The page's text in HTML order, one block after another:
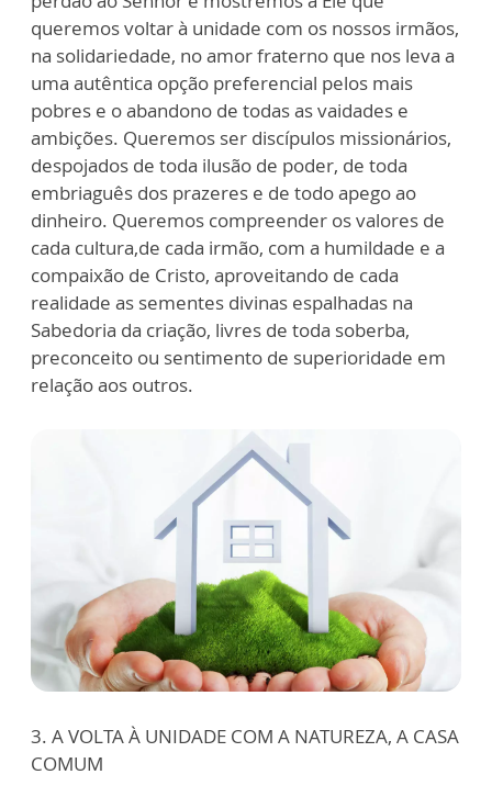
queremos voltar à unidade com os nossos irmãos,
na solidariedade, no amor fraterno que nos leva a
uma autêntica opção preferencial pelos mais
pobres e o abandono de todas as vaidades e
ambições. Queremos ser discípulos missionários,
despojados de toda ilusão de poder, de toda
embriaguês dos prazeres e de todo apego ao
dinheiro. Queremos compreender os valores de
cada cultura,de cada irmão, com a humildade e a
compaixão de Cristo, aproveitando de cada
realidade as sementes divinas espalhadas na
Sabedoria da criação, livres de toda soberba,
preconceito ou sentimento de superioridade em
relação aos outros.
3. A VOLTA À UNIDADE COM A NATUREZA, A CASA
COMUM